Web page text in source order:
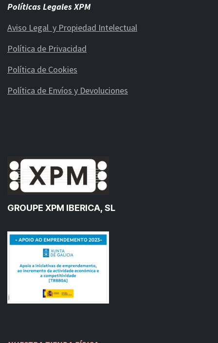
Políticas Legales XPM
Aviso Legal y Propiedad Intelectual
Política de Privacidad
Política de Cookies
Política de Envíos y Devoluciones
GROUPE XPM IBERICA, SL